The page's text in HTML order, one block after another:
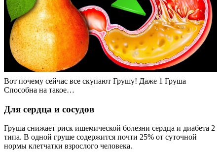
Вот почему сейчас все скупают Грушу! Даже 1 Груша
Способна на такое…
Для сердца и сосудов
Груша снижает риск ишемической болезни сердца и диабета 2
типа. В одной груше содержится почти 25% от суточной
нормы клетчатки взрослого человека.